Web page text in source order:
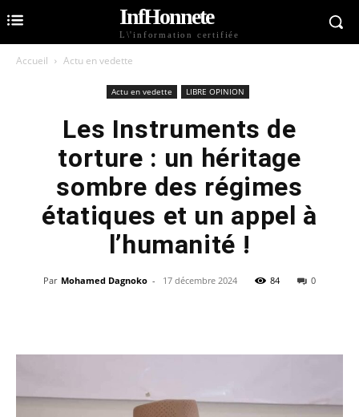
InfHonnete
L\'information certifiée
Accueil Actu en vedette
Actu en vedette LIBRE OPINION
Les Instruments de
torture : un héritage
sombre des régimes
étatiques et un appel à
l’humanité !
Par Mohamed Dagnoko - 17 décembre 2024 84 0